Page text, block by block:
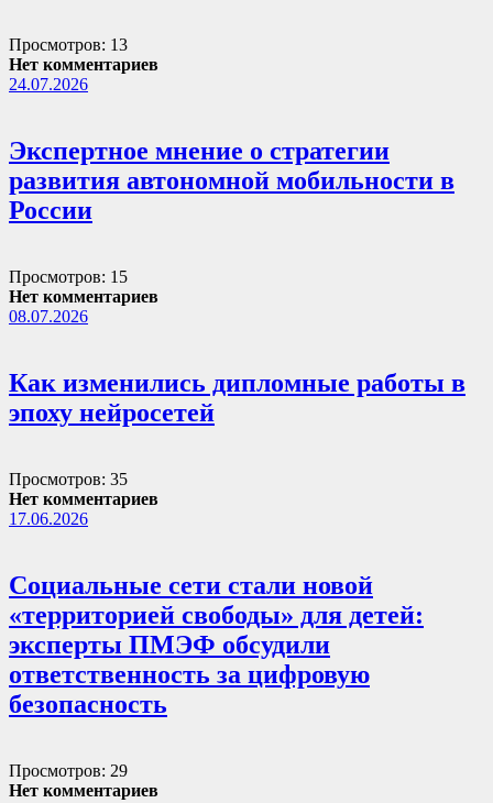
Просмотров: 13
Нет комментариев
24.07.2026
Экспертное мнение о стратегии
развития автономной мобильности в
России
Просмотров: 15
Нет комментариев
08.07.2026
Как изменились дипломные работы в
эпоху нейросетей
Просмотров: 35
Нет комментариев
17.06.2026
Социальные сети стали новой
«территорией свободы» для детей:
эксперты ПМЭФ обсудили
ответственность за цифровую
безопасность
Просмотров: 29
Нет комментариев